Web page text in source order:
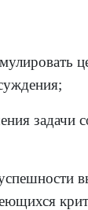
задачи